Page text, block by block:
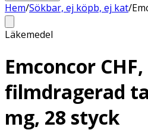
Hem/Sökbar, ej köpb, ej kat/
Läkemedel
Emconcor CHF,
filmdragerad
mg, 28 styck